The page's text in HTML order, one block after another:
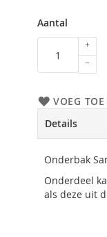
Aantal
VOEG
Details
Onderbak
Onderdeel
als deze uit